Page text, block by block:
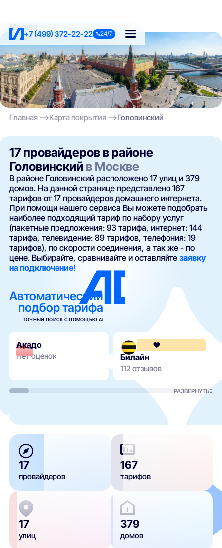
+7 (499) 372-22-22 24/7
Москва
Главная Карта покрытия Головинский
17 провайдеров в районе
Головинский в Москве
В районе Головинский расположено 17 улиц и 379
домов. На данной странице представлено 167
тарифов от 17 провайдеров домашнего интернета.
При помощи нашего сервиса Вы можете подобрать
наиболее подходящий тариф по набору услуг
(пакетные предложения: 93 тарифа, интернет: 144
тарифа, телевидение: 89 тарифов, телефония: 19
тарифов), по скорости соединения, а так же - по
цене. Выбирайте, сравнивайте и оставляйтезаявку
на подключение!
Автоматический
подбор тарифа
ТОЧНЫЙ ПОИСК С ПОМОЩЬЮ AI
Акадо
Нет оценок Билайн
112 отзывов
РАЗВЕРНУТЬ
17
провайдеров
167
тарифов
17
улиц
379
домов